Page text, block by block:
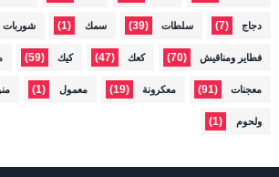
دجاج (7) سلطات (39) سمك (1) شوربات
فطاير ومناقيش (70) كعك (47) كيك (59)
معجنات (91) معكرونة (19) معمول (1)
ولحوم (1)